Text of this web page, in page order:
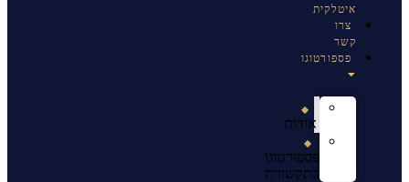
איטלקית
צרו
קשר
פספורטוגו
אודות
פספורטוגו
בתקשורת